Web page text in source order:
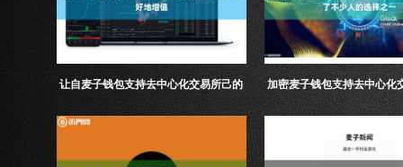
让自麦子钱包支持去中心化交易所己的
数字资产更好地增值
加密麦子钱包支持去中心化
支付也成为了不少人的